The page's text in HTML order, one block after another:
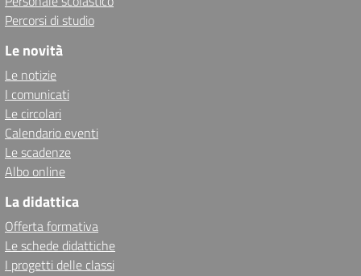
Percorsi di studio
Le novità
Le notizie
I comunicati
Le circolari
Calendario eventi
Le scadenze
Albo online
La didattica
Offerta formativa
Le schede didattiche
I progetti delle classi